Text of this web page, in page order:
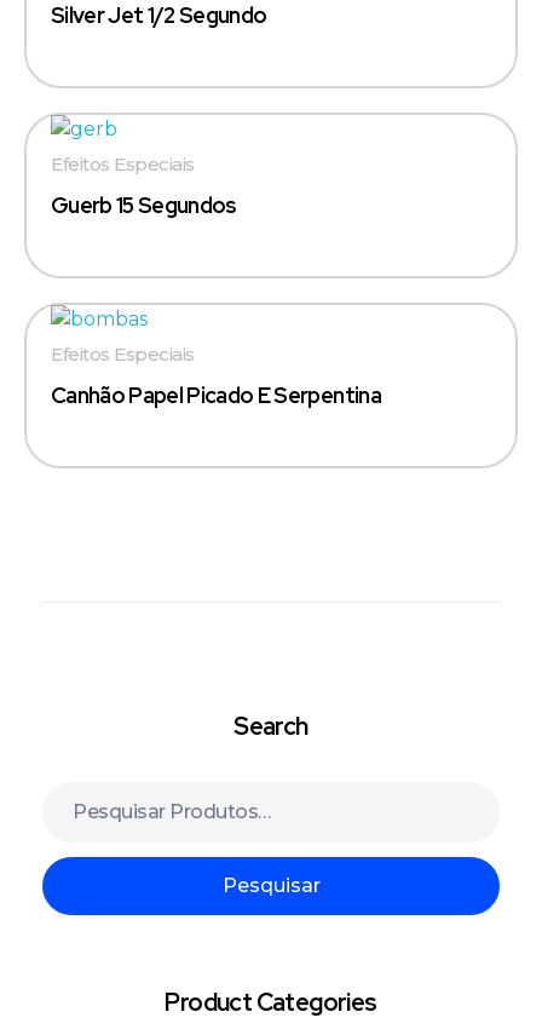
Silver Jet 1/2 Segundo
Guerb 15 Segundos
Efeitos Especiais
Canhão Papel Picado E Serpentina
Efeitos Especiais
Search
Pesquisar
Product Categories